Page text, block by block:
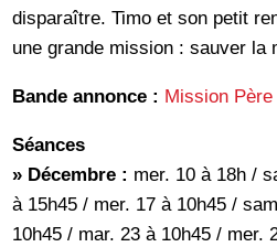
disparaître. Timo et son petit
une grande mission : sauver la
Bande annonce : Mission Père
Séances
» Décembre : mer. 10 à 18h /
à 15h45 / mer. 17 à 10h45 /
10h45 / mar. 23 à 10h45 / mer.